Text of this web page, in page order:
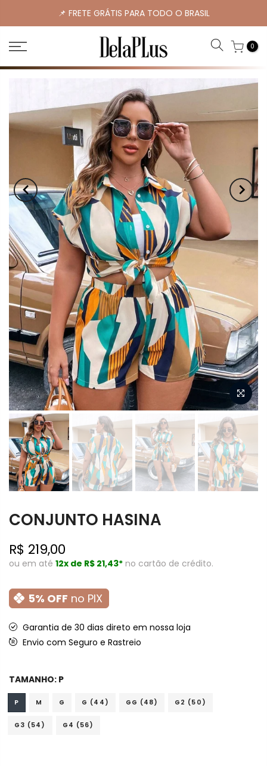
📌 FRETE GRÁTIS PARA TODO O BRASIL
0
CONJUNTO HASINA
R$ 219,00
ou em até 12x de R$ 21,43* no cartão de crédito.
5% OFF no PIX
Garantia de 30 dias direto em nossa loja
Envio com Seguro e Rastreio
TAMANHO: P
P M G G (44) GG (48) G2 (50)
G3 (54) G4 (56)